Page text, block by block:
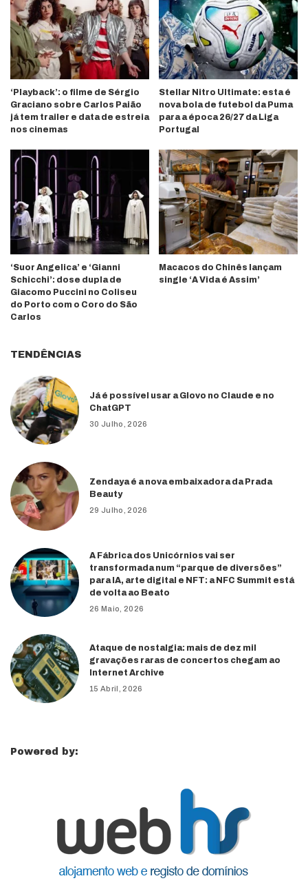
‘Playback’: o filme de Sérgio
Graciano sobre Carlos Paião
já tem trailer e data de estreia
nos cinemas
Stellar Nitro Ultimate: esta é
nova bola de futebol da Puma
para a época 26/27 da Liga
Portugal
‘Suor Angelica’ e ‘Gianni
Schicchi’: dose dupla de
Giacomo Puccini no Coliseu
do Porto com o Coro do São
Carlos
Macacos do Chinês lançam
single ‘A Vida é Assim’
TENDÊNCIAS
Já é possível usar a Glovo no Claude e no
ChatGPT
30 Julho, 2026
Zendaya é a nova embaixadora da Prada
Beauty
29 Julho, 2026
A Fábrica dos Unicórnios vai ser
transformada num “parque de diversões”
para IA, arte digital e NFT: a NFC Summit está
de volta ao Beato
26 Maio, 2026
Ataque de nostalgia: mais de dez mil
gravações raras de concertos chegam ao
Internet Archive
15 Abril, 2026
Powered by: